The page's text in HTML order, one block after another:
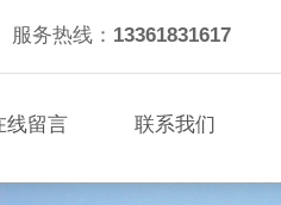
服务热线： 13361831617
线留言 联系我们